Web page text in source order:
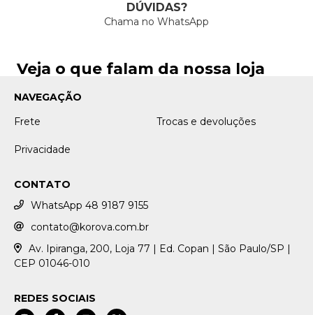
DÚVIDAS?
Chama no WhatsApp
Veja o que falam da nossa loja
NAVEGAÇÃO
Frete
Trocas e devoluções
Privacidade
CONTATO
WhatsApp 48 9187 9155
contato@korova.com.br
Av. Ipiranga, 200, Loja 77 | Ed. Copan | São Paulo/SP |
CEP 01046-010
REDES SOCIAIS